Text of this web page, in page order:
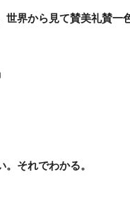
世界から見て賛美礼賛一
それでわかる。